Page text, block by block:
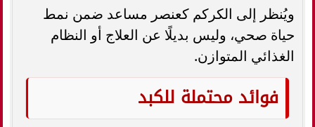
ويُنظر إلى الكركم كعنصر مساعد ضمن نمط
حياة صحي، وليس بديلًا عن العلاج أو النظام
الغذائي المتوازن.
فوائد محتملة للكبد